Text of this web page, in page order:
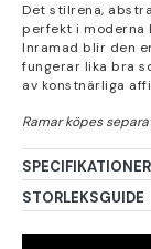
Det stilrena,
perfekt i moderna
Inramad blir den
fungerar lika bra
av konstnärliga
SPECIFIKATIONER
STORLEKSGUIDE